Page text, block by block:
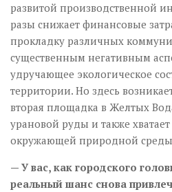
развитой производственной
разы снижает финансовые
прокладку различных
существенным негативным
удручающее экологическое
территории. Но здесь
вторая площадка в Желтых
урановой руды и также
окружающей природной
— У вас, как городского
реальный шанс снова